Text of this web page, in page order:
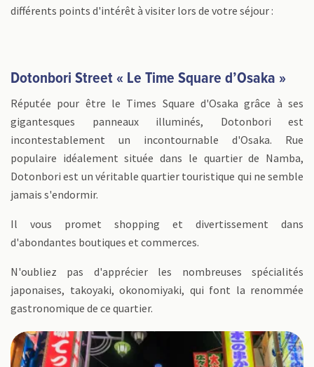
différents points d'intérêt à visiter lors de votre séjour :
Dotonbori Street « Le Time Square d’Osaka »
Réputée pour être le Times Square d'Osaka grâce à ses
gigantesques panneaux illuminés, Dotonbori est
incontestablement un incontournable d'Osaka. Rue
populaire idéalement située dans le quartier de Namba,
Dotonbori est un véritable quartier touristique qui ne semble
jamais s'endormir.
Il vous promet shopping et divertissement dans
d'abondantes boutiques et commerces.
N'oubliez pas d'apprécier les nombreuses spécialités
japonaises, takoyaki, okonomiyaki, qui font la renommée
gastronomique de ce quartier.